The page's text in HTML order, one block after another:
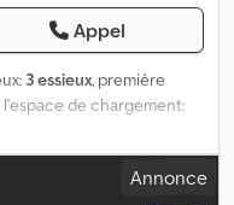
Appel
3 essieux, première
de chargement:
2 550 mm, hauteur
Annonce